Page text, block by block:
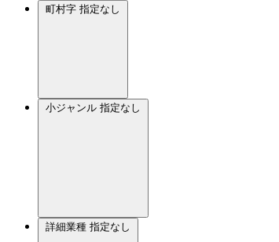
町村字 指定なし
小ジャンル 指定なし
詳細業種 指定なし